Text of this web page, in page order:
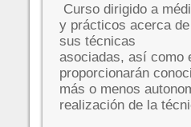
Curso dirigido a
y prácticos acerca
sus técnicas
asociadas, así como
proporcionarán
más o menos
realización de la